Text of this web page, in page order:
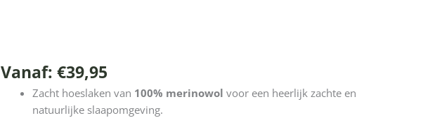
Vanaf:€39,95
Zacht hoeslaken van 100% merinowol voor een heerlijk zachte en
natuurlijke slaapomgeving.
Kico
Label
hoeslaken